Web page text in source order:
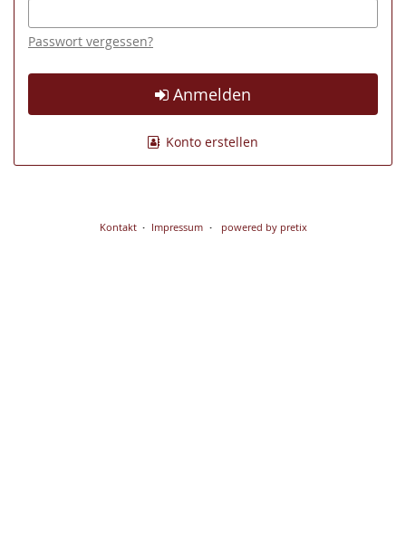
Passwort vergessen?
Anmelden
Konto erstellen
Kontakt Impressum powered by pretix